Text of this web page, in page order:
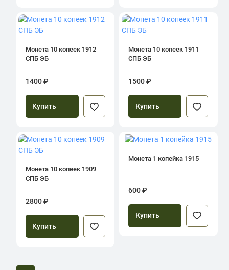
Монета 10 копеек 1912
СПБ ЭБ
1400 ₽
Купить
Монета 10 копеек 1911
СПБ ЭБ
1500 ₽
Купить
Монета 10 копеек 1909
СПБ ЭБ
2800 ₽
Купить
Монета 1 копейка 1915
600 ₽
Купить